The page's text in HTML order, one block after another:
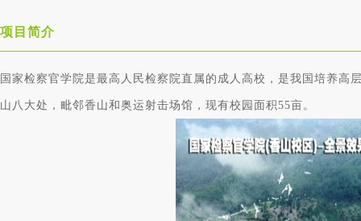
项目简介
国家检察官学院是最高人民检察院直属的成人高校，是我国培养高
山八大处，毗邻香山和奥运射击场馆，现有校园面积55亩。